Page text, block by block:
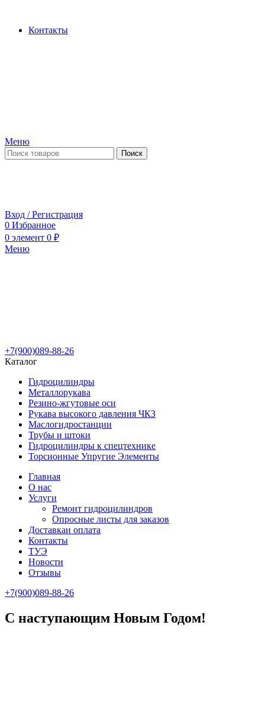
Контакты
Меню
Поиск
Вход / Регистрация
0 Избранное
0 элемент 0 ₽
Меню
+7(900)089-88-26
Каталог
Гидроцилиндры
Металлорукава
Резино-жгутовые оси
Рукава высокого давления ЧКЗ
Маслогидростанции
Трубы и штоки
Гидроцилиндры к спецтехнике
Торсионные Упругие Элементы
Главная
О нас
Услуги
Ремонт гидроцилиндров
Опросные листы для заказов
Доставкаи оплата
Контакты
ТУЭ
Новости
Отзывы
+7(900)089-88-26
С наступающим Новым Годом!